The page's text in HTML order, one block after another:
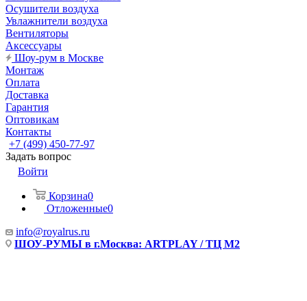
Осушители воздуха
Увлажнители воздуха
Вентиляторы
Аксессуары
Шоу-рум в Москве
Монтаж
Оплата
Доставка
Гарантия
Оптовикам
Контакты
+7 (499) 450-77-97
Задать вопрос
Войти
Корзина0
Отложенные0
info@royalrus.ru
ШОУ-РУМЫ в г.Москва: ARTPLAY / ТЦ М2